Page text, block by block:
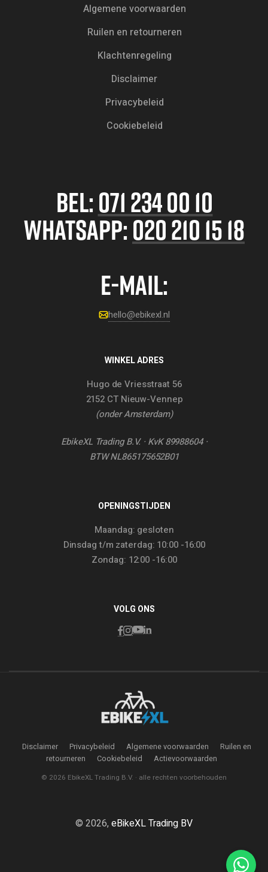
Algemene voorwaarden
Ruilen en retourneren
Klachtenregeling
Disclaimer
Privacybeleid
Cookiebeleid
BEL: 071 234 00 10
WHATSAPP: 020 210 15 18
E-MAIL:
hello@ebikexl.nl
WINKEL ADRES
Hugo de Vriesstraat 56
2152 CT Nieuw-Vennep
(onder Amsterdam)
EbikeXL Trading B.V. · KvK 89988604 ·
BTW NL865175652B01
OPENINGSTIJDEN
Maandag: gesloten
Dinsdag t/m zaterdag: 10:00 -16:00
Zondag: 12:00 -16:00
VOLG ONS
Disclaimer Privacybeleid Algemene voorwaarden
Ruilen en
retourneren
Cookiebeleid Actievoorwaarden
© 2026 EbikeXL Trading B.V. · alle rechten voorbehouden
© 2026, eBikeXL Trading BV